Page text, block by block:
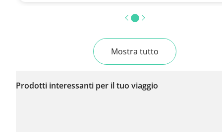
Mostra tutto
Prodotti interessanti per il tuo viaggio